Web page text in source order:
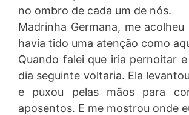
no ombro de cada um de nós.
Madrinha Germana, me
havia tido uma atenção como
Quando falei que iria pernoitar
dia seguinte voltaria. Ela
e puxou pelas mãos para
aposentos. E me mostrou onde